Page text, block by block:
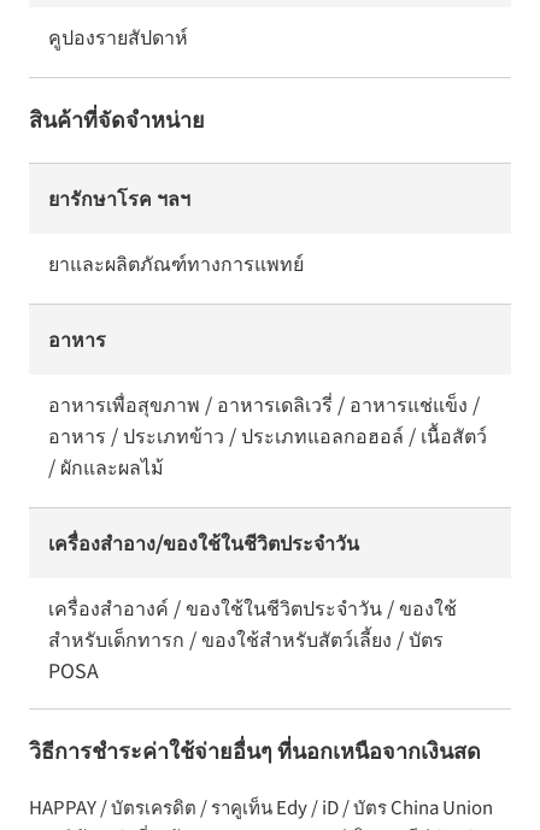
คูปองรายสัปดาห์
สินค้าที่จัดจำหน่าย
ยารักษาโรค ฯลฯ
ยาและผลิตภัณฑ์ทางการแพทย์
อาหาร
อาหารเพื่อสุขภาพ / อาหารเดลิเวรี่ / อาหารแช่แข็ง /
อาหาร / ประเภทข้าว / ประเภทแอลกอฮอล์ / เนื้อสัตว์
/ ผักและผลไม้
เครื่องสำอาง/ของใช้ในชีวิตประจำวัน
เครื่องสำอางค์ / ของใช้ในชีวิตประจำวัน / ของใช้
สำหรับเด็กทารก / ของใช้สำหรับสัตว์เลี้ยง / บัตร
POSA
วิธีการชำระค่าใช้จ่ายอื่นๆ ที่นอกเหนือจากเงินสด
HAPPAY / บัตรเครดิต / ราคูเท็น Edy / iD / บัตร China Union